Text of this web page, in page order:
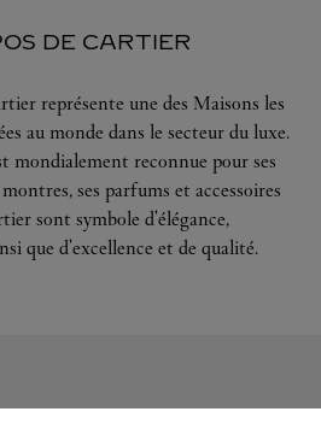
DE CARTIER
représente une des Maisons les
au monde dans le secteur du luxe.
mondialement reconnue pour ses
ses parfums et accessoires
sont symbole d'élégance,
que d'excellence et de qualité.
NOUS